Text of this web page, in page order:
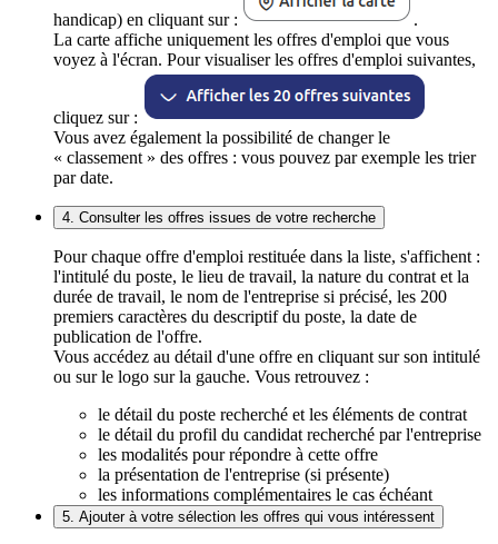
handicap) en cliquant sur :
.
La carte affiche uniquement les offres d'emploi que vous
voyez à l'écran. Pour visualiser les offres d'emploi suivantes,
cliquez sur :
Vous avez également la possibilité de changer le
« classement » des offres : vous pouvez par exemple les trier
par date.
4. Consulter les offres issues de votre recherche
Pour chaque offre d'emploi restituée dans la liste, s'affichent :
l'intitulé du poste, le lieu de travail, la nature du contrat et la
durée de travail, le nom de l'entreprise si précisé, les 200
premiers caractères du descriptif du poste, la date de
publication de l'offre.
Vous accédez au détail d'une offre en cliquant sur son intitulé
ou sur le logo sur la gauche. Vous retrouvez :
le détail du poste recherché et les éléments de contrat
le détail du profil du candidat recherché par l'entreprise
les modalités pour répondre à cette offre
la présentation de l'entreprise (si présente)
les informations complémentaires le cas échéant
5. Ajouter à votre sélection les offres qui vous intéressent